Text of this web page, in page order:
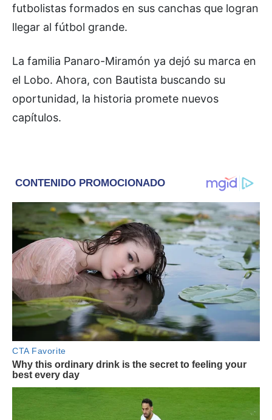
futbolistas formados en sus canchas que logran
llegar al fútbol grande.
La familia Panaro-Miramón ya dejó su marca en
el Lobo. Ahora, con Bautista buscando su
oportunidad, la historia promete nuevos
capítulos.